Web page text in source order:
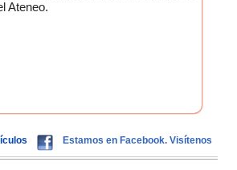
Ateneo.
Estamos en Facebook. Visítenos